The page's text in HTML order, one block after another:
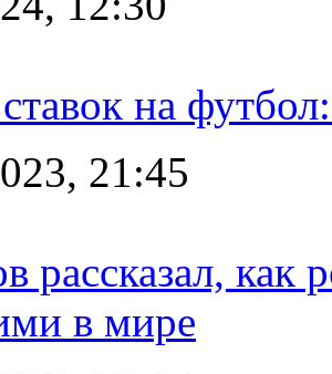
на
21:45
рассказал, как
в мире